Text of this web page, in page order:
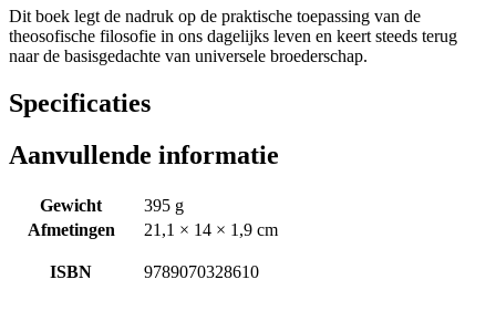
Dit boek legt de nadruk op de praktische toepassing van de
theosofische filosofie in ons dagelijks leven en keert steeds terug
naar de basisgedachte van universele broederschap.
Specificaties
Aanvullende informatie
Gewicht
395 g
Afmetingen
21,1 × 14 × 1,9 cm
ISBN 9789070328610